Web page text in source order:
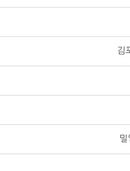
김
밀